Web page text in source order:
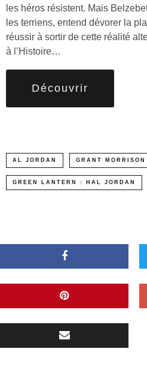
les héros résistent. Mais
les terriens, entend dévorer la
réussir à sortir de cette réalité
à l’Histoire…
Découvrir
AL JORDAN GRANT MORRISON
GREEN LANTERN : HAL JORDAN